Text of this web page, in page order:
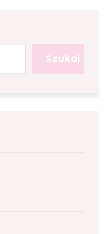
Szukaj